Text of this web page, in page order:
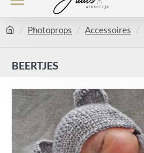
Photoprops Accessoires
BEERTJES